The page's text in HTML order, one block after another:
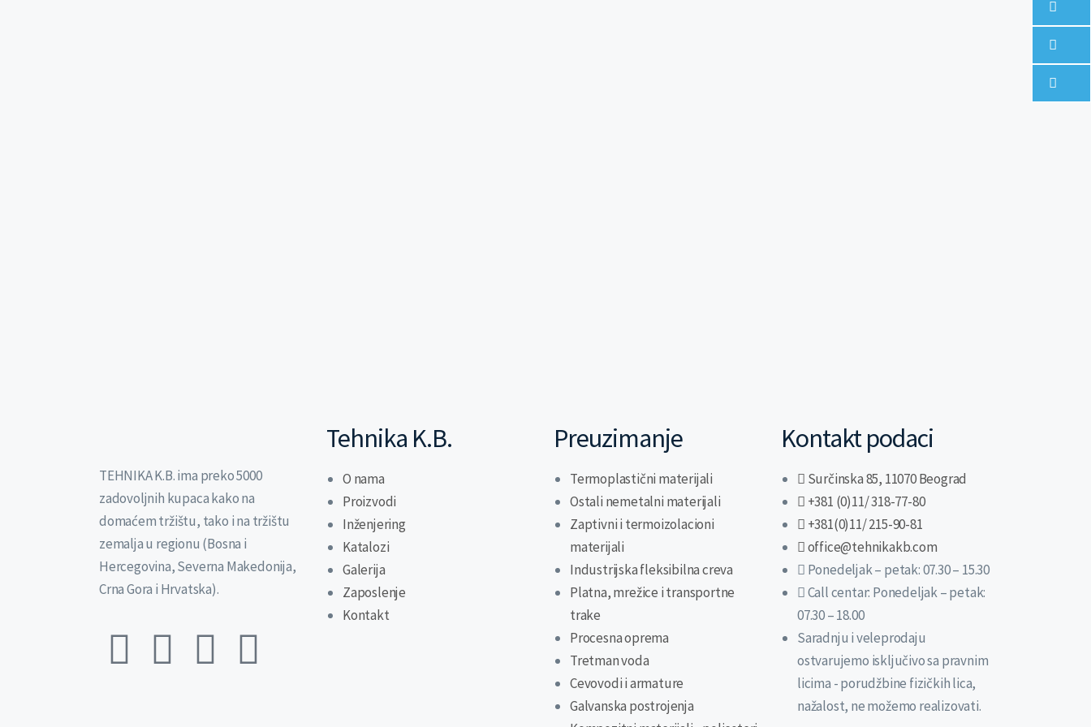
TEHNIKA K.B. ima preko 5000
zadovoljnih kupaca kako na
domaćem tržištu, tako i na tržištu
zemalja u regionu (Bosna i
Hercegovina, Severna Makedonija,
Crna Gora i Hrvatska).
Tehnika K.B.
O nama
Proizvodi
Inženjering
Katalozi
Galerija
Zaposlenje
Kontakt
Preuzimanje
Termoplastični materijali
Ostali nemetalni materijali
Zaptivni i termoizolacioni
materijali
Industrijska fleksibilna creva
Platna, mrežice i transportne
trake
Procesna oprema
Tretman voda
Cevovodi i armature
Galvanska postrojenja
Kontakt podaci
Surčinska 85, 11070 Beograd
+381 (0)11/ 318-77-80
+381(0)11/ 215-90-81
office@tehnikakb.com
Ponedeljak – petak: 07.30 – 15.30
Call centar: Ponedeljak – petak:
07.30 – 18.00
Saradnju i veleprodaju
ostvarujemo isključivo sa pravnim
licima - porudžbine fizičkih lica,
nažalost, ne možemo realizovati.